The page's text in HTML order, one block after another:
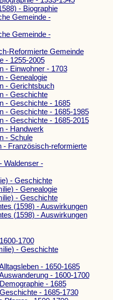
- Biographie
Gemeinde -
Gemeinde -
Reformierte Gemeinde
- 1255-2005
- Einwohner - 1703
- Genealogie
- Gerichtsbuch
- Geschichte
- Geschichte - 1685
- Geschichte - 1685-1985
- Geschichte - 1685-2015
- Handwerk
- Schule
- Französisch-reformierte
Waldenser -
- Geschichte
- Genealogie
- Geschichte
(1598) - Auswirkungen
(1598) - Auswirkungen
1700
- Geschichte
- 1650-1685
- 1600-1700
- 1685
- 1685-1730